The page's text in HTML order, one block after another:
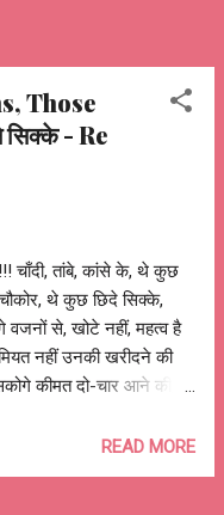
Those
सिक्के - Re
चाँदी, तांबे, कांसे के, थे कुछ
थे कुछ छिदे सिक्के,
वजनों से, खोटे नहीं, महत्व है
नहीं उनकी खरीदने की
कीमत दो-चार आने की,
तरफ झूठ, है विश्वास,
तो मान उल्टा पड़े अपमान
READ MORE